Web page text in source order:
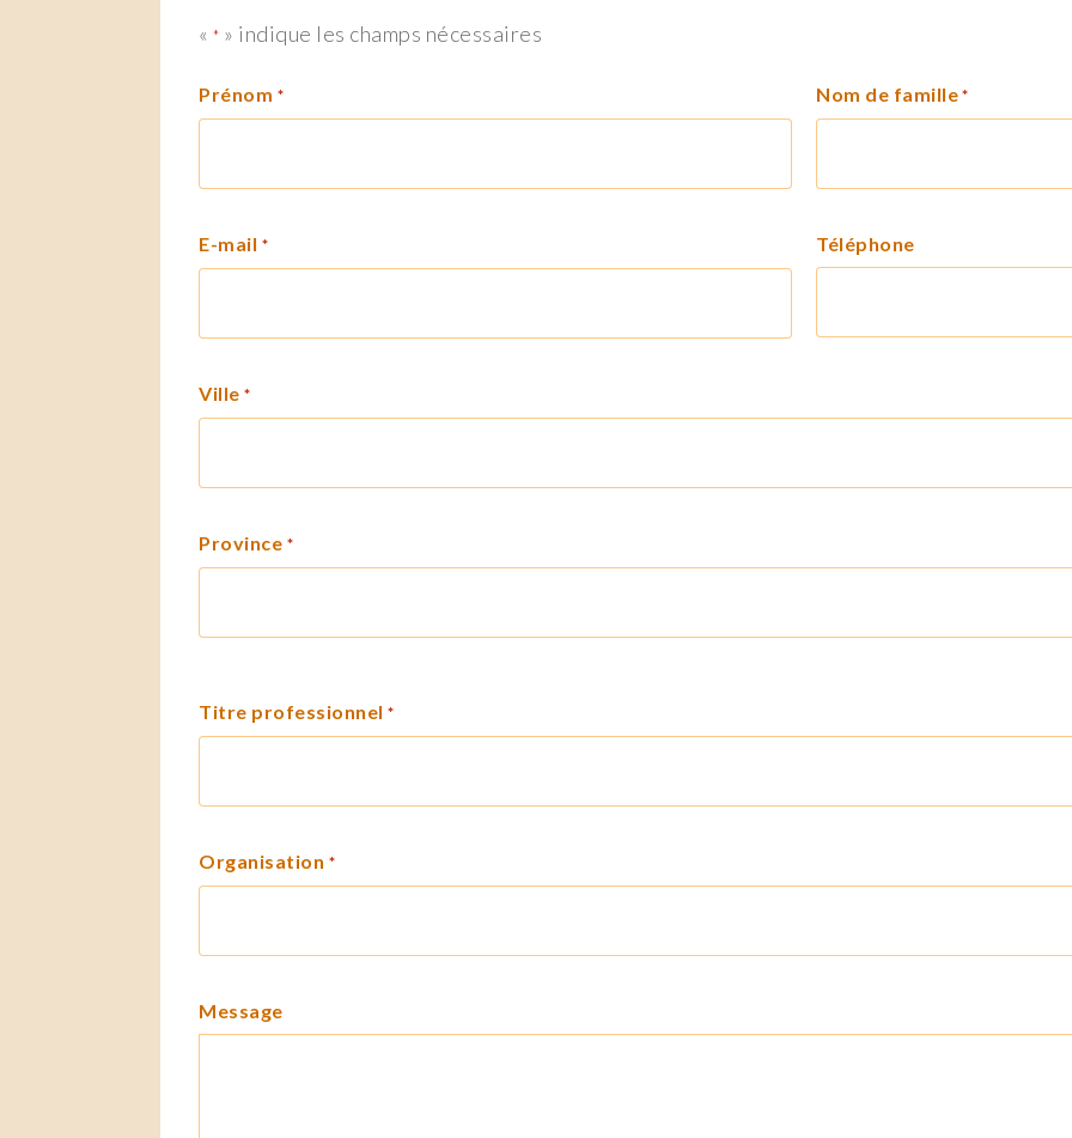
«* » indique les champs nécessaires
Prénom * Nom de famille *
E-mail * Téléphone
Ville *
Province *
Titre professionnel *
Organisation *
Message